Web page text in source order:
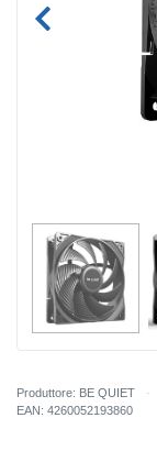
Produttore: BE QUIET
EAN: 4260052193860